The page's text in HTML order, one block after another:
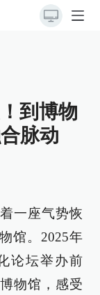
到博物
脉动
一座气势恢
馆。2025年
论坛举办前
物馆，感受